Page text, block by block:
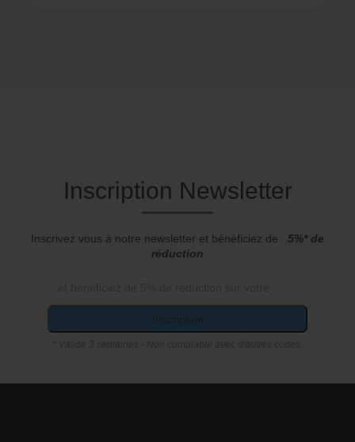
Inscription Newsletter
Inscrivez vous à notre newsletter et bénéficiez de : 5%* de
réduction
Inscription